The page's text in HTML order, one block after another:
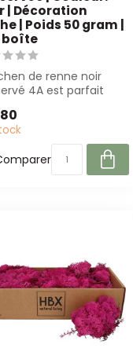
| Décoration
| Poids 50 gram |
boîte
de renne noir
4A est parfait
...